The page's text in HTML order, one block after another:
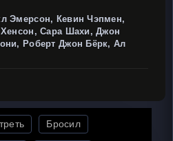
Эмерсон, Кевин Чэпмен,
Сара Шахи, Джон
Роберт Джон Бёрк, Ал
Бросил